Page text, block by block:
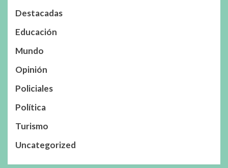
Destacadas
Educación
Mundo
Opinión
Policiales
Política
Turismo
Uncategorized